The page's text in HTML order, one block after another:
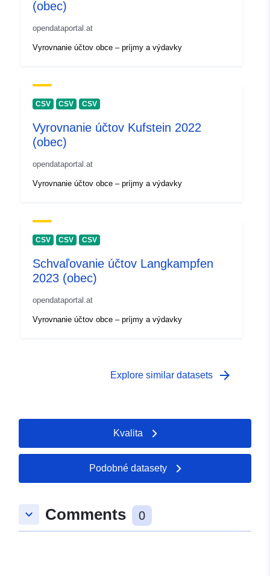
(obec)
opendataportal.at
Vyrovnanie účtov obce – príjmy a výdavky
CSV CSV CSV
Vyrovnanie účtov Kufstein 2022
(obec)
opendataportal.at
Vyrovnanie účtov obce – príjmy a výdavky
CSV CSV CSV
Schvaľovanie účtov Langkampfen
2023 (obec)
opendataportal.at
Vyrovnanie účtov obce – príjmy a výdavky
Explore similar datasets arrow_forward
Kvalita
Podobné datasety
keyboard_arrow_down Comments 0